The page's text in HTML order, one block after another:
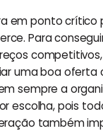
em ponto crítico
Para
uma boa oferta
sempre a
escolha, pois
também